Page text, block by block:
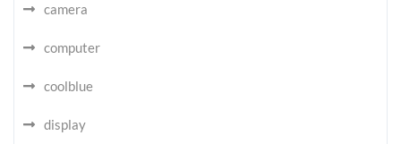
camera
computer
coolblue
display